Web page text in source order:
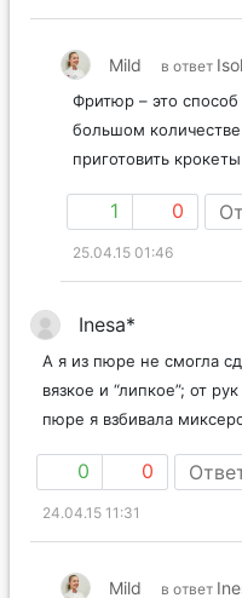
Mild в ответ
Фритюр – это способ
большом
приготовить
1 0
25.04.15 01:46
Inesa*
А я из пюре не смогла
вязкое и “липкое”; от
пюре я взбивала
0 0
24.04.15 11:31
Mild в ответ